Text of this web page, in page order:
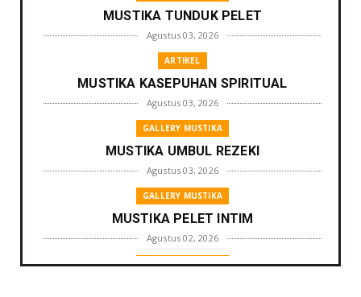
MUSTIKA TUNDUK PELET
Agustus 03, 2026
ARTIKEL
MUSTIKA KASEPUHAN SPIRITUAL
Agustus 03, 2026
GALLERY MUSTIKA
MUSTIKA UMBUL REZEKI
Agustus 03, 2026
GALLERY MUSTIKA
MUSTIKA PELET INTIM
Agustus 02, 2026
GALLERY MUSTIKA